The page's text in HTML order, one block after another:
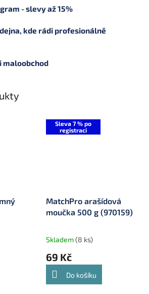
- slevy až 15%
kde rádi profesionálně
maloobchod
Sleva 7 % po
registraci
MatchPro arašídová
moučka 500 g (970159)
Skladem(8 ks)
69 Kč
Do košíku